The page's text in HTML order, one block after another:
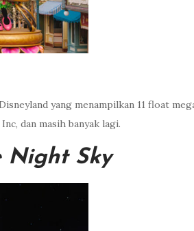
yang menampilkan 11 float
dan masih banyak lagi.
Night Sky